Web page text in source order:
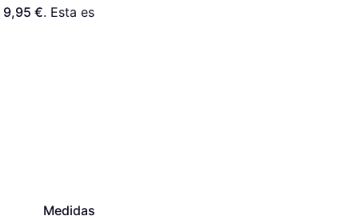
9,95 €. Esta es
Medidas